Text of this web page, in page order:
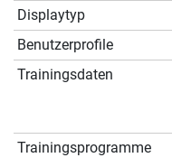
Displaytyp
Benutzerprofile
Trainingsdaten
Trainingsprogramme